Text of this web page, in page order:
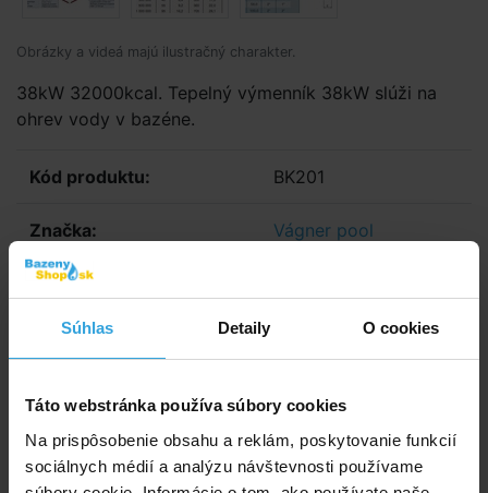
Súhlas Detaily O cookies
Táto webstránka používa súbory cookies
Na prispôsobenie obsahu a reklám, poskytovanie funkcií
sociálnych médií a analýzu návštevnosti používame
Obrázky a videá majú ilustračný charakter.
38kW 32000kcal. Tepelný výmenník 38kW slúži na
ohrev vody v bazéne.
Kód produktu: BK201
Značka: Vágner pool
Dostupnost:
Sledovať dostupnost
348,21 EUR bez DPH 428,30 EUR
Do košíka